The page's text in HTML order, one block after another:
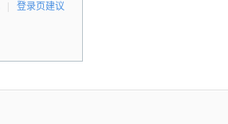
登录页建议